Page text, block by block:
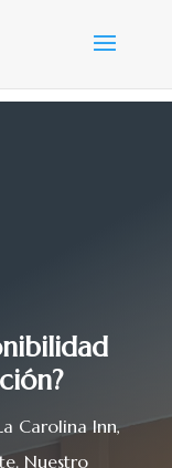
Carolina Inn,
Nuestro